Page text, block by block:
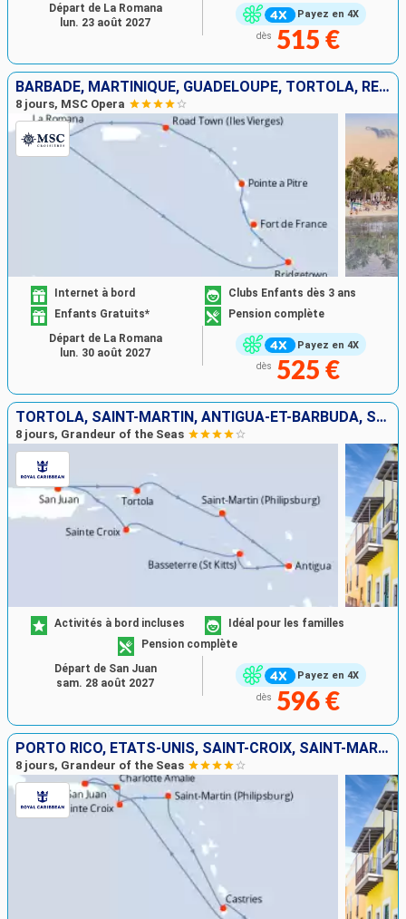
Payez en 4X
dès 515 €
Départ de La Romana
lun. 23 août 2027
BARBADE, MARTINIQUE, GUADELOUPE, TORTOLA, RÉPUBLIQUE DOMINICAINE
8 jours, MSC Opera
Payez en 4X
Internet à bord
Clubs Enfants dès 3 ans
Enfants Gratuits*
Pension complète
dès 525 €
Départ de La Romana
lun. 30 août 2027
TORTOLA, SAINT-MARTIN, ANTIGUA-ET-BARBUDA, SAINT-CHRISTOPHE-ET-NIÉVÈS, SAINT-CROIX, PORTO RICO
8 jours, Grandeur of the Seas
Payez en 4X
Activités à bord incluses
Idéal pour les familles
Pension complète
dès 596 €
Départ de San Juan
sam. 28 août 2027
PORTO RICO, ÉTATS-UNIS, SAINT-CROIX, SAINT-MARTIN, SAINTE-LUCIE, BARBADE
8 jours, Grandeur of the Seas